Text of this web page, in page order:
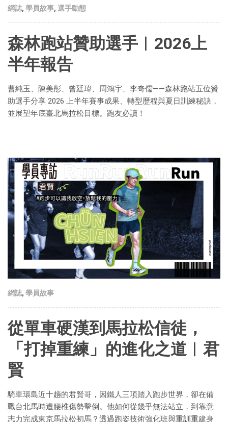
網誌, 學員故事, 選手動態
森林跑站贊助選手︱2026上
半年報告
曹純玉、陳美彤、曾廷瑋、周鴻宇、李奇儒——森林跑站五位贊
助選手分享 2026 上半年賽事成果、轉型歷程與夏日訓練秘訣，
並展望年底臺北馬拉松目標。跑友必讀！
網誌, 學員故事
從單車硬漢到馬拉松信徒，
「打掉重練」的進化之道︱君
賢
騎車環島近十趟的君賢哥，因鐵人三項踏入跑步世界，卻在備
戰台北馬時遭腰椎傷勢擊倒。他如何從幾乎無法站立，到靠意
志力完成東京馬拉松初馬？透過跑姿技術強化班與重訓重建身